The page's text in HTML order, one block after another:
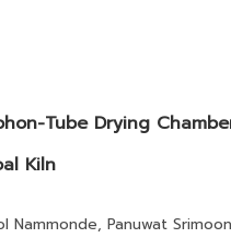
Tube Drying
Kiln
Nammonde, Panuwat